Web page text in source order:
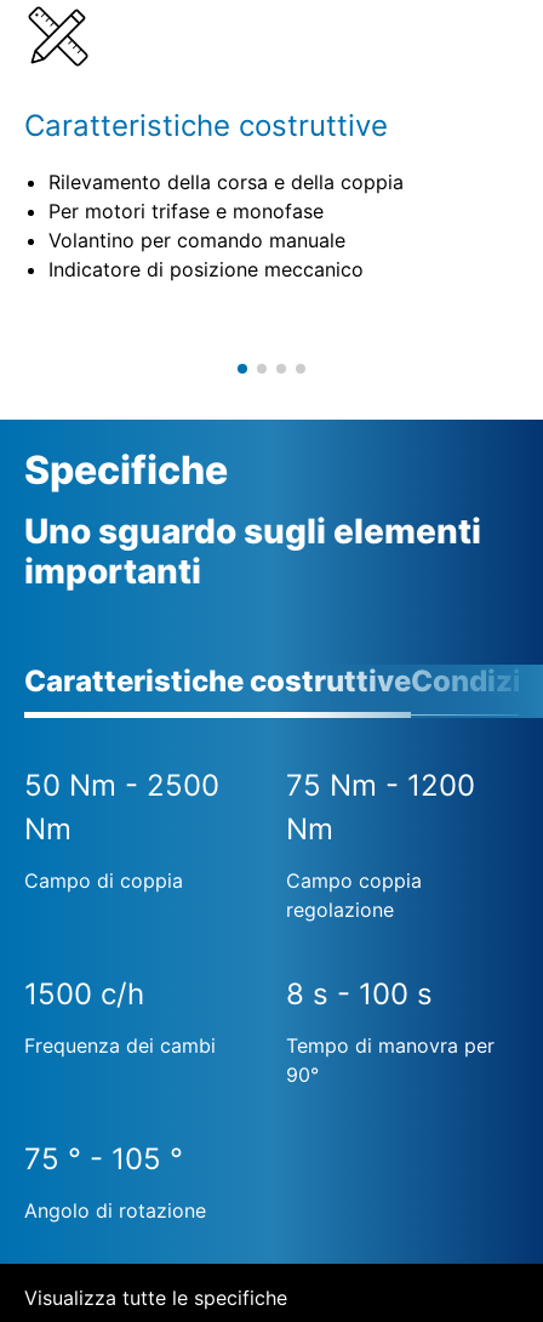
Prodotti combinabili
Prodotti correlati
Caratteristiche costruttive
Rilevamento della corsa e della coppia
Per motori trifase e monofase
Volantino per comando manuale
Indicatore di posizione meccanico
Specifiche
Uno sguardo sugli elementi
importanti
Caratteristiche costruttive
50 Nm - 2500
Nm
Campo di coppia
75 Nm - 1200
Nm
Campo coppia
regolazione
1500 c/h
Frequenza dei cambi
8 s - 100 s
Tempo di manovra per
90°
75 ° - 105 °
Angolo di rotazione
Visualizza tutte le specifiche